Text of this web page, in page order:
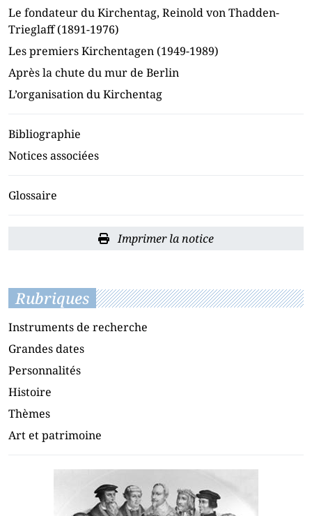
Le fondateur du Kirchentag, Reinold von Thadden-
Trieglaff (1891-1976)
Les premiers Kirchentagen (1949-1989)
Après la chute du mur de Berlin
L’organisation du Kirchentag
Bibliographie
Notices associées
Glossaire
Imprimer la notice
Rubriques
Instruments de recherche
Grandes dates
Personnalités
Histoire
Thèmes
Art et patrimoine